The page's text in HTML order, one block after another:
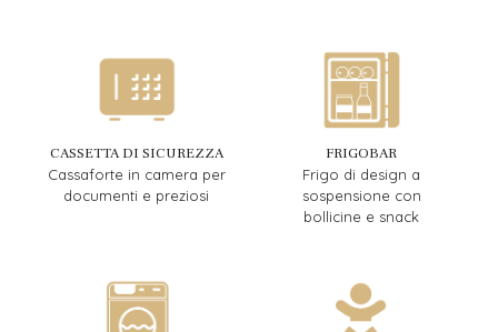
CASSETTA DI SICUREZZA
Cassaforte in camera per
documenti e preziosi
FRIGOBAR
Frigo di design a
sospensione con
bollicine e snack